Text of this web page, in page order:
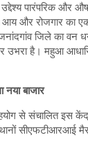
पारंपरिक और
और रोजगार का एक
जिले का वन
है। महुआ आधारित
नया बाजार
से संचालित इस